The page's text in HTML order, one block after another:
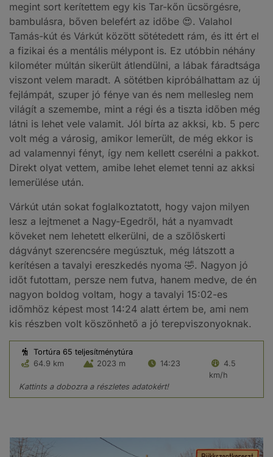
megint sort kerítettem egy kis Tar-kőn ücsörgésre,
bambulásra, bőven belefért az időbe 😍. Valahol
Tamás-kút és Várkút között sötétedett rám, és itt ért el
a fizikai és a mentális mélypont is. Ez utóbbin néhány
kilométer múltán sikerült átlendülni, a lábak fáradtsága
viszont velem maradt. A sötétben kipróbálhattam az új
fejlámpát, szuper jó fénye van és nem mellesleg nem
világít a szemembe, mint a régi és a tiszta időben még
látni is lehet vele valamit. Jól bírta az akksi, kb. 5 perc
volt még a városig, amikor lemerült, de még ekkor is
ad valamennyi fényt, így nem kellett cserélni a pakkot.
Direkt olyat vettem, amibe lehet elemet tenni az akksi
lemerülése után.
Várkút után sokat foglalkoztatott, hogy vajon milyen
lesz a lejtmenet a Nagy-Egedről, hát a nyamvadt
köveket nem lehetett elkerülni, de a szőlőskerti
dágványt szerencsére megúsztuk, még látszott a
kerítésen a tavalyi ereszkedés nyoma 🤣. Nagyon jó
időt futottam, persze nem futva, hanem medve, de én
nagyon boldog voltam, hogy a tavalyi 15:02-es
időmhöz képest most 14:24 alatt értem be, ami nem
kis részben volt köszönhető a jó terepviszonyoknak.
Tortúra 65 teljesítménytúra
64.9 km
2023 m 14:23
4.5
km/h
Kattints a dobozra a részletes adatokért!